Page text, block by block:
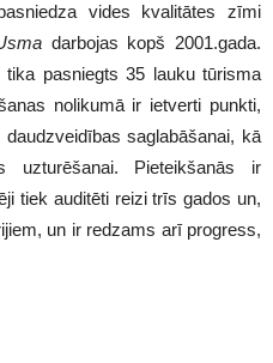
vides kvalitātes zīmi
darbojas kopš 2001.gada.
pasniegts 35 lauku tūrisma
nolikumā ir ietverti punkti,
saglabāšanai, kā
Pieteikšanās ir
tiek auditēti reizi trīs gados un,
un ir redzams arī progress,